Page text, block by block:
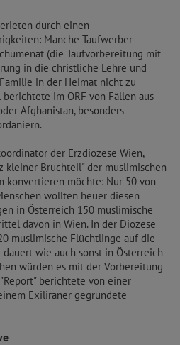
durch einen
Manche Taufwerber
(die Taufvorbereitung mit
in die christliche Lehre und
in der Heimat nicht zu
im ORF von Fällen aus
Afghanistan, besonders
der Erzdiözese Wien,
kleiner Bruchteil" der muslimischen
konvertieren möchte: Nur 50 von
wollten heuer diesen
in Österreich 150 muslimische
davon in Wien. In der Diözese
muslimische Flüchtlinge auf die
dauert wie auch sonst in Österreich
würden es mit der Vorbereitung
berichtete von einer
Exiliraner gegründete